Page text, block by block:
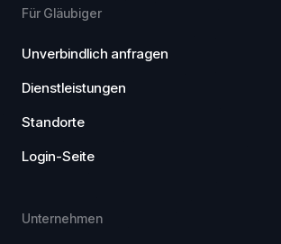
Für Gläubiger
Unverbindlich anfragen
Dienstleistungen
Standorte
Login-Seite
Unternehmen